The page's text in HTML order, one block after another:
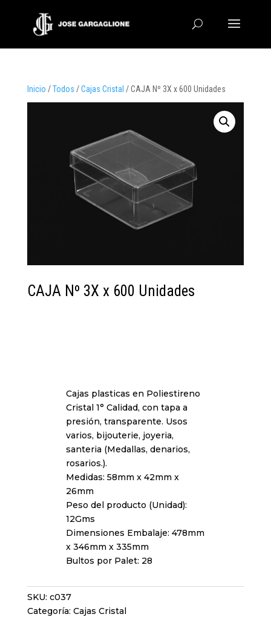
Inicio /Todos /Cajas Cristal / CAJA Nº 3X x 600 Unidades
CAJA Nº 3X x 600 Unidades
Cajas plasticas en Poliestireno
Cristal 1° Calidad, con tapa a
presión, transparente. Usos
varios, bijouterie, joyeria,
santeria (Medallas, denarios,
rosarios.).
Medidas: 58mm x 42mm x
26mm
Peso del producto (Unidad):
12Gms
Dimensiones Embalaje: 478mm
x 346mm x 335mm
Bultos por Palet: 28
SKU: c037
Categoría: Cajas Cristal